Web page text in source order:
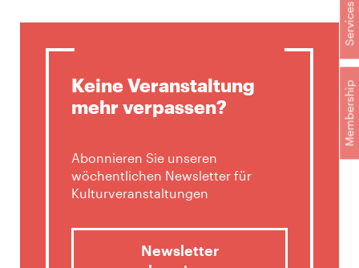
Membership
Services
Keine Veranstaltung
mehr verpassen?
Abonnieren Sie unseren
wöchentlichen Newsletter für
Kulturveranstaltungen
Newsletter